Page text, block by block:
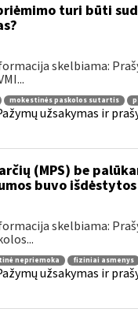
turi būti
skelbiama:
mokestinės paskolos sutartis
užsakymas ir
(MPS) be
buvo
skelbiama:
nepriemoka fiziniai asmenys
užsakymas ir